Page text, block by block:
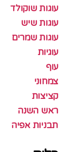
עוגות שוקולד
עוגות שיש
עוגות שמרים
עוגיות
עוף
צמחוני
קציצות
ראש השנה
תבניות אפיה